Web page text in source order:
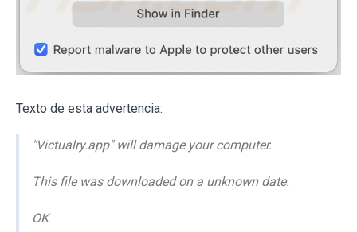
Texto de esta advertencia:
"Victualry.app" will damage your computer.
This file was downloaded on a unknown date.
OK